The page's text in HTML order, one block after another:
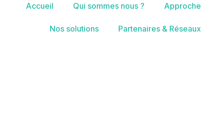
Accueil Qui sommes nous ? Approche
Nos solutions Partenaires & Réseaux